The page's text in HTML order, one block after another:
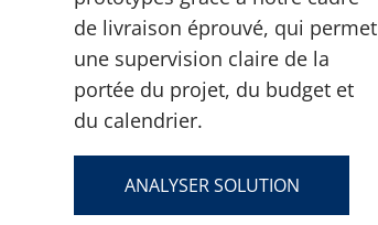
de livraison éprouvé, qui permet
une supervision claire de la
portée du projet, du budget et
du calendrier.
ANALYSER SOLUTION